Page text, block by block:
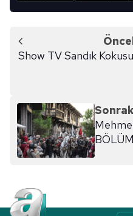
Show TV Sandık
BÖLÜM